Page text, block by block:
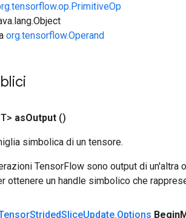
org.tensorflow.Operand
asOutput ()
simbolica di un tensore.
TensorFlow sono output di un'altra
ottenere un handle simbolico che
StridedSliceUpdate.Options Begin